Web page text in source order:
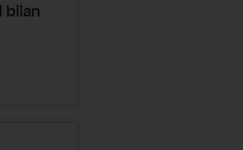
bilan